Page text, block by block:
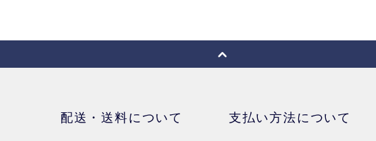
配送・送料について 支払い方法について